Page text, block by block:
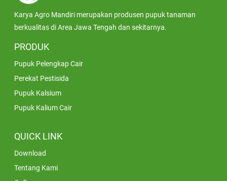
Karya Agro Mandiri merupakan produsen pupuk tanaman
berkualitas di Area Jawa Tengah dan sekitarnya.
PRODUK
Pupuk Pelengkap Cair
Perekat Pestisida
Pupuk Kalsium
Pupuk Kalium Cair
QUICK LINK
Download
Tentang Kami